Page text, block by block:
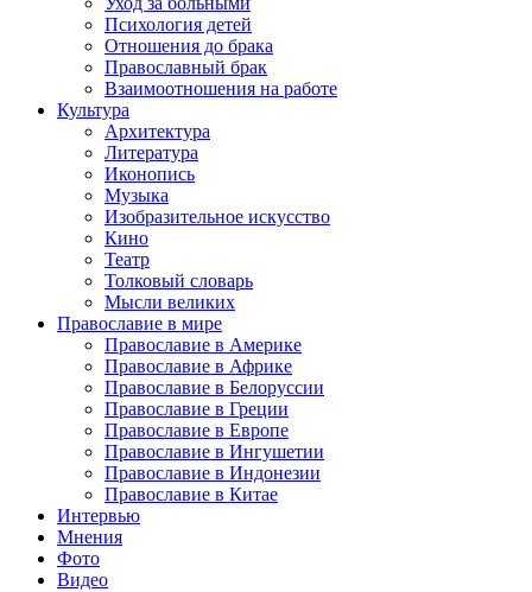
Психология детей
Отношения до брака
Православный брак
Взаимоотношения на работе
Культура
Архитектура
Литература
Иконопись
Музыка
Изобразительное искусство
Кино
Театр
Толковый словарь
Мысли великих
Православие в мире
Православие в Америке
Православие в Африке
Православие в Белоруссии
Православие в Греции
Православие в Европе
Православие в Ингушетии
Православие в Индонезии
Православие в Китае
Интервью
Мнения
Фото
Видео